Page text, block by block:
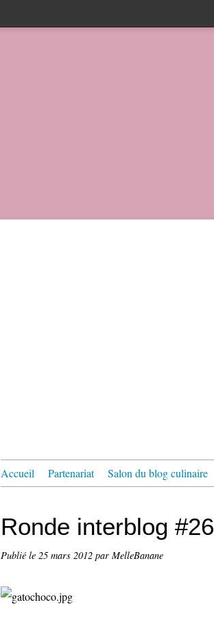
Accueil Partenariat Salon du blog culinaire
Ronde interblog #26
Publié le 25 mars 2012 par MelleBanane